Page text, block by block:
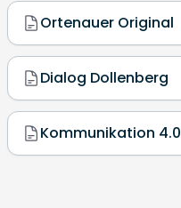
Ortenauer Original
Dialog Dollenberg
Kommunikation 4.0